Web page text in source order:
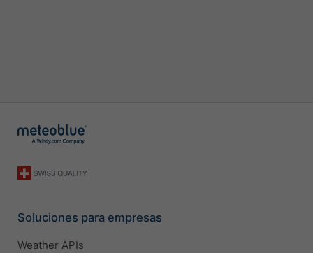
Soluciones para empresas
Weather APIs